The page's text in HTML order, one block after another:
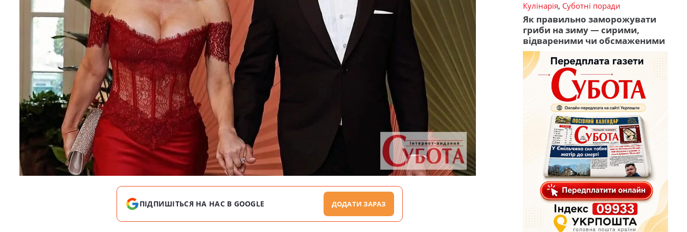
ПІДПИШІТЬСЯ НА НАС В GOOGLE ДОДАТИ ЗАРАЗ
Кулінарія, Суботні поради
Як правильно заморожувати
гриби на зиму — сирими,
відвареними чи обсмаженими